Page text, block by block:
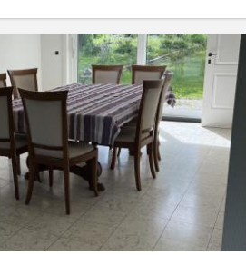
Praktische Informatie
Huur:
435 €
Kosten:
160 €
Duur:
12 maanden, 11 maanden
Domiciliëring:
Toegelaten
Inrichting
Badkamer:
Gemeenschappelijk
Keuken:
Gemeenschappelijk
Oppervlakte:
190 m
2
Private kamers:
1